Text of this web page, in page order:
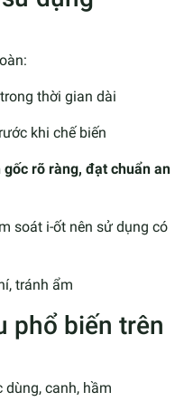
thời gian dài
khi chế biến
gốc rõ ràng, đạt chuẩn an
soát i-ốt nên sử dụng có
tránh ẩm
phổ biến trên
dùng, canh, hầm